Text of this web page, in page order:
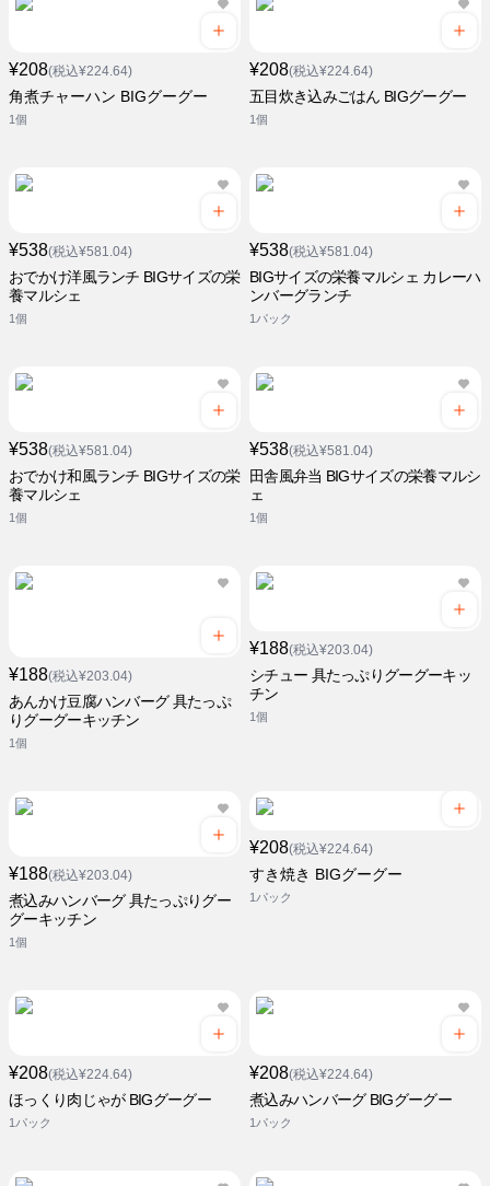
¥208(税込¥224.64)
角煮チャーハン BIGグーグー
1個
¥208(税込¥224.64)
五目炊き込みごはん BIGグーグー
1個
¥538(税込¥581.04)
おでかけ洋風ランチ BIGサイズの栄
養マルシェ
1個
¥538(税込¥581.04)
BIGサイズの栄養マルシェ カレーハ
ンバーグランチ
1パック
¥538(税込¥581.04)
おでかけ和風ランチ BIGサイズの栄
養マルシェ
1個
¥538(税込¥581.04)
田舎風弁当 BIGサイズの栄養マルシ
ェ
1個
¥188(税込¥203.04)
あんかけ豆腐ハンバーグ 具たっぷ
りグーグーキッチン
1個
¥188(税込¥203.04)
シチュー 具たっぷりグーグーキッ
チン
1個
¥188(税込¥203.04)
煮込みハンバーグ 具たっぷりグー
グーキッチン
1個
¥208(税込¥224.64)
すき焼き BIGグーグー
1パック
¥208(税込¥224.64)
ほっくり肉じゃが BIGグーグー
1パック
¥208(税込¥224.64)
煮込みハンバーグ BIGグーグー
1パック